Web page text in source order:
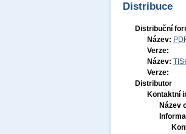
Distribuce
Distribuční
Název:
Verze:
Název:
Verze:
Distributor
Kontaktní
Název